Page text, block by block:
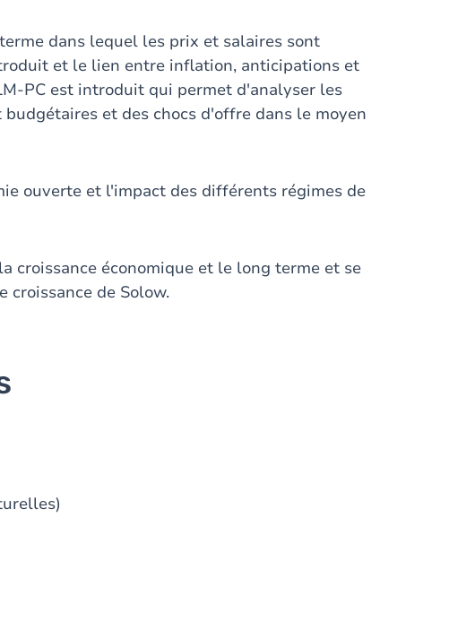
dans lequel les prix et salaires sont
et le lien entre inflation, anticipations et
PC est introduit qui permet d'analyser les
et des chocs d'offre dans le moyen
ouverte et l'impact des différents régimes de
croissance économique et le long terme et se
croissance de Solow.